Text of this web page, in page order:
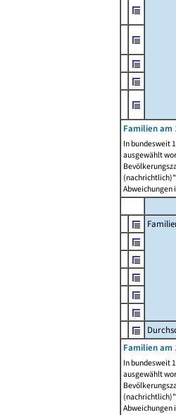
Familien am
In bundesweit
ausgewählt
Abweichungen
Familien am
In bundesweit
ausgewählt
Abweichungen